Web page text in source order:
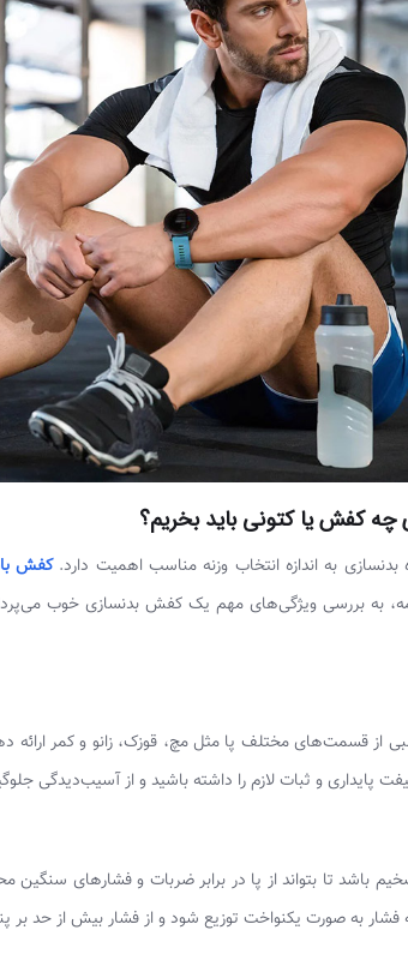
چه کفش یا کتونی باید بخریم؟
به اندازه انتخاب وزنه مناسب اهمیت دارد.کفش
به بررسی ویژگی‌های مهم یک کفش بدنسازی خوب
از قسمت‌های مختلف پا مثل مچ، قوزک، زانو و کمر
پایداری و ثبات لازم را داشته باشید و از آسیب‌دیدگی
باشد تا بتواند از پا در برابر ضربات و فشارهای
فشار به صورت یکنواخت توزیع شود و از فشار بیش از حد بر